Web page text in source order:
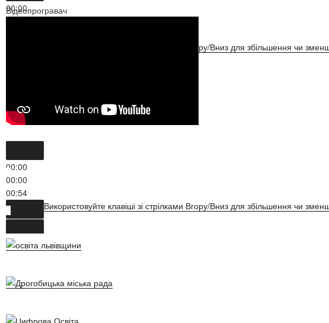
00:00
Використовуйте клавіші зі стрілками Вгору/Вниз для збільшення чи
Відеопрогравач
00:00
00:00
00:54
Використовуйте клавіші зі стрілками Вгору/Вниз для збільшення чи